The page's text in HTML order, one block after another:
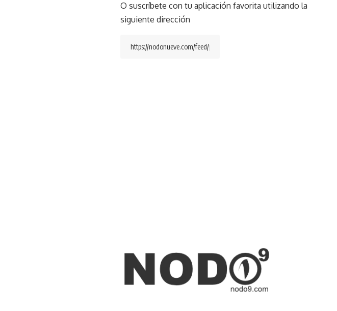
O suscríbete con tu aplicación favorita utilizando la
siguiente dirección